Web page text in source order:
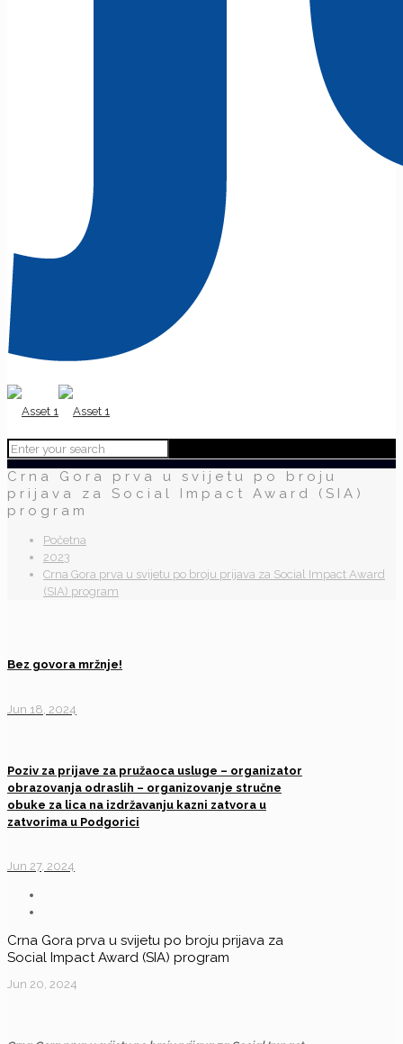
Crna Gora prva u svijetu po broju
prijava za Social Impact Award (SIA)
program
Početna
2023
Crna Gora prva u svijetu po broju prijava za Social Impact Award
(SIA) program
Bez govora mržnje!
Jun 18, 2024
Poziv za prijave za pružaoca usluge – organizator
obrazovanja odraslih – organizovanje stručne
obuke za lica na izdržavanju kazni zatvora u
zatvorima u Podgorici
Jun 27, 2024
Crna Gora prva u svijetu po broju prijava za
Social Impact Award (SIA) program
Jun 20, 2024